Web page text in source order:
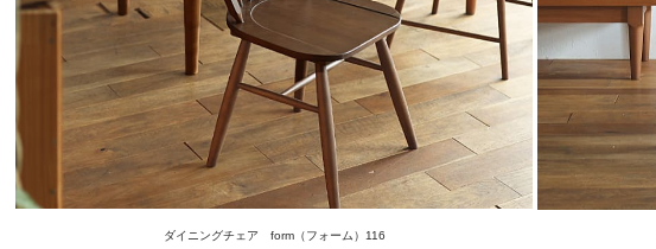
ダイニングチェア form（フォーム）116